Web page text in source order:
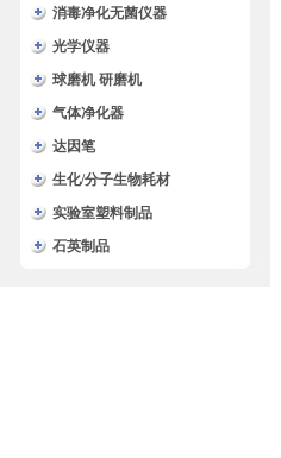
消毒净化无菌仪器
光学仪器
球磨机 研磨机
气体净化器
达因笔
生化/分子生物耗材
实验室塑料制品
石英制品